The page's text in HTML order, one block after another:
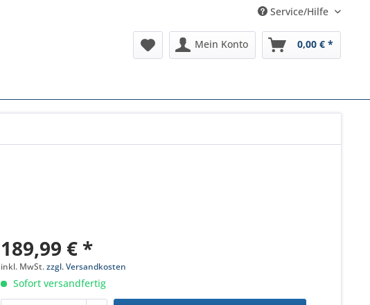
Service/Hilfe
Mein Konto 0,00 € *
189,99 € *
inkl. MwSt.zzgl. Versandkosten
Sofort versandfertig